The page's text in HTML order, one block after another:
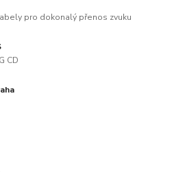
pro dokonalý přenos zvuku
CD